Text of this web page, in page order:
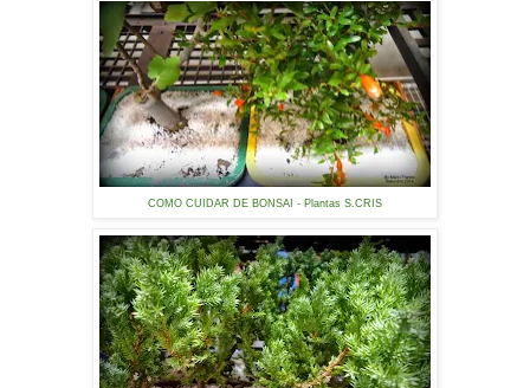
COMO CUIDAR DE BONSAI - Plantas S.CRIS